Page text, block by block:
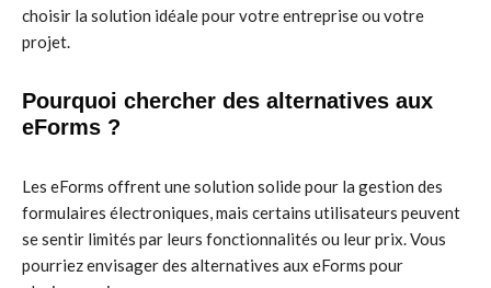
choisir la solution idéale pour votre entreprise ou votre
projet.
Pourquoi chercher des alternatives aux
eForms ?
Les eForms offrent une solution solide pour la gestion des
formulaires électroniques, mais certains utilisateurs peuvent
se sentir limités par leurs fonctionnalités ou leur prix. Vous
pourriez envisager des alternatives aux eForms pour